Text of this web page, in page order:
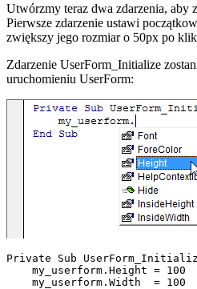
Utwórzmy teraz dwa zdarzenia, aby
Pierwsze zdarzenie ustawi
zwiększy jego rozmiar o 50px po
Zdarzenie UserForm_Initialize
uruchomieniu UserForm:
Private Sub
    my_userform.Height = 100
    my_userform.Width  = 100